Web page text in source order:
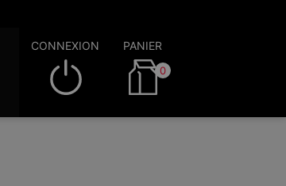
CONNEXION PANIER
0